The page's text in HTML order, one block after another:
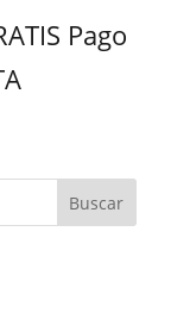
Pago
Buscar